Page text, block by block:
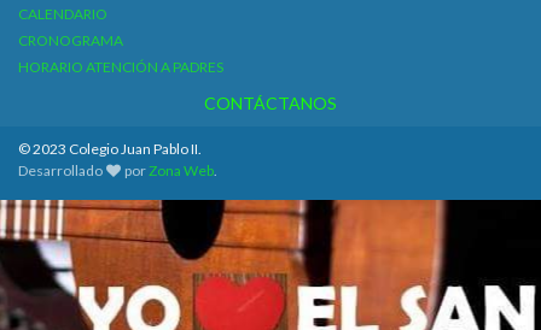
CALENDARIO
CRONOGRAMA
HORARIO ATENCIÓN A PADRES
CONTÁCTANOS
© 2023 Colegio Juan Pablo II.
Desarrollado
porZona Web.